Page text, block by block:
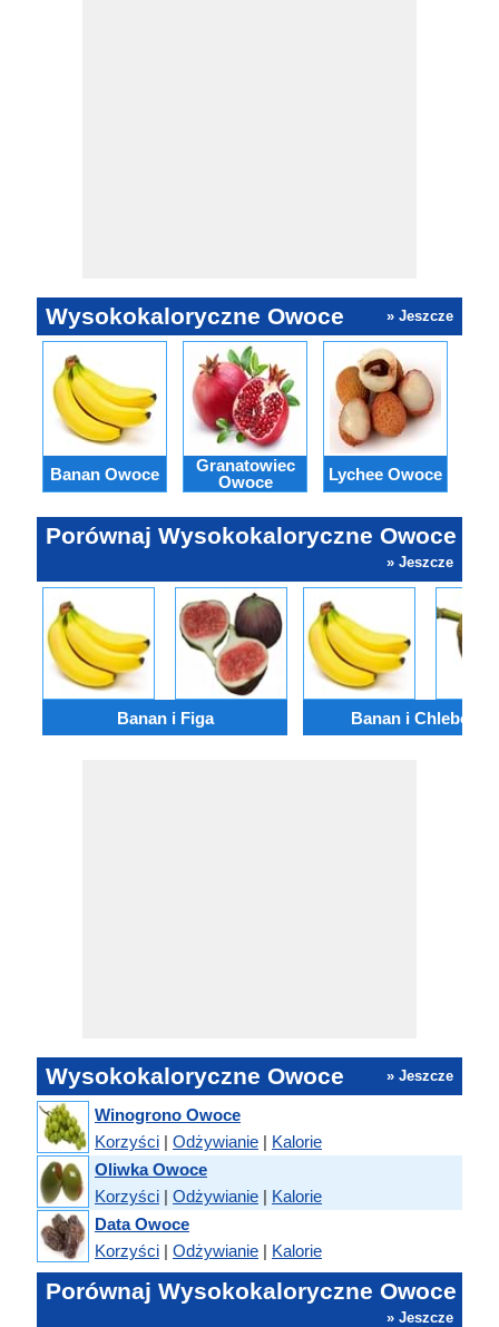
Wysokokaloryczne Owoce » Jeszcze
Banan Owoce
Granatowiec
Owoce
Lychee Owoce
Porównaj Wysokokaloryczne Owoce
» Jeszcze
Banan i Figa Banan i
Wysokokaloryczne Owoce » Jeszcze
Winogrono Owoce
Korzyści | Odżywianie | Kalorie
Oliwka Owoce
Korzyści | Odżywianie | Kalorie
Data Owoce
Korzyści | Odżywianie | Kalorie
Porównaj Wysokokaloryczne Owoce
» Jeszcze